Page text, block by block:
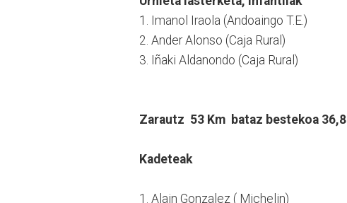
1. Imanol Iraola (Andoaingo T.E.)
2. Ander Alonso (Caja Rural)
3. Iñaki Aldanondo (Caja Rural)
Zarautz 53 Km bataz bestekoa 36,8
Kadeteak
1. Alain Gonzalez ( Michelin)